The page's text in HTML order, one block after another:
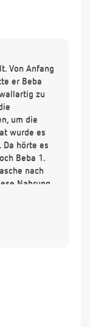
Von Anfang
er Beba
zu
um die
wurde es
Da hörte es
Beba 1.
nach
Nahrung
schon